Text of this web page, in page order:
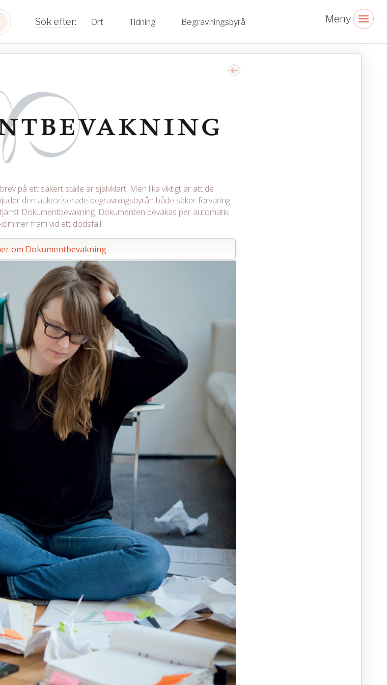
Ort Tidning Begravningsbyrå
på ett säkert ställe är självklart. Men lika viktigt är att de
den auktoriserade begravningsbyrån både säker förvaring
Dokumentbevakning. Dokumenten bevakas per automatik
fram vid ett dödsfall.
om Dokumentbevakning